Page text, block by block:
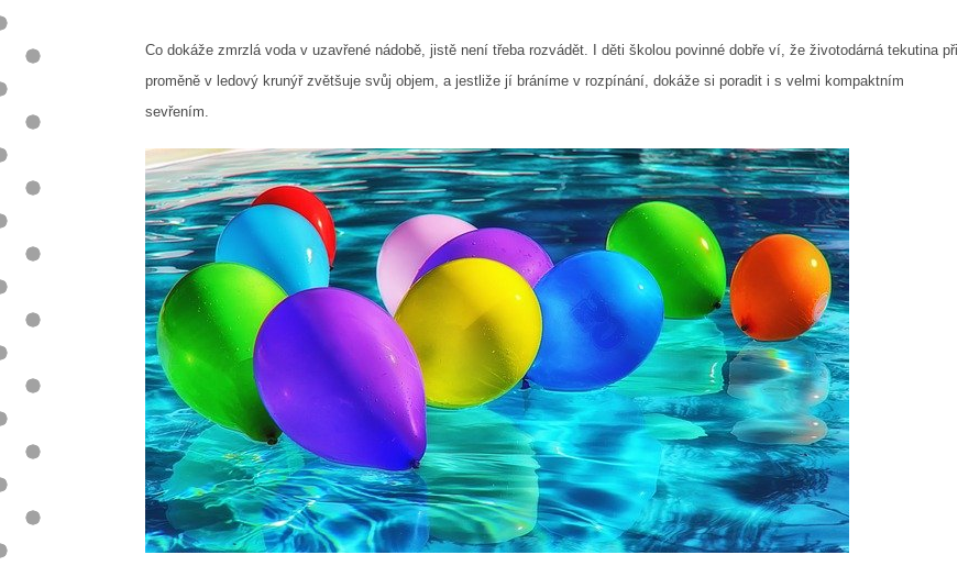
Co dokáže zmrzlá voda v uzavřené nádobě, jistě není třeba rozvádět. I děti školou povinné dobře ví, že životodárná tekutina při
proměně v ledový krunýř zvětšuje svůj objem, a jestliže jí bráníme v rozpínání, dokáže si poradit i s velmi kompaktním
sevřením.